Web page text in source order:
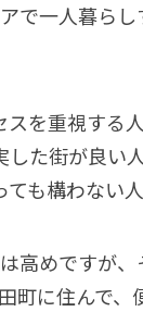
で一人暮ら
スを重視する人
した街が良い
ても構わない人
高めですが
町に住んで、